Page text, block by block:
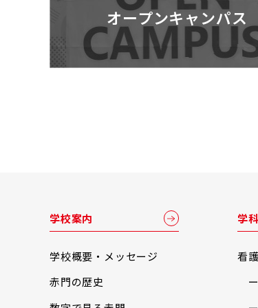
オープンキャンパス
学校案内
学校概要・メッセージ
赤門の歴史
学
看